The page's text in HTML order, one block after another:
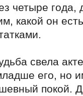
четыре
какой он
свела
его, но
покой.